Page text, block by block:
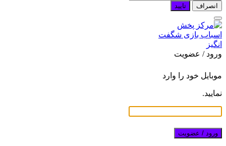
انصراف تایید
ورود / عضویت
موبایل خود را وارد
نمایید.
ورود / عضویت